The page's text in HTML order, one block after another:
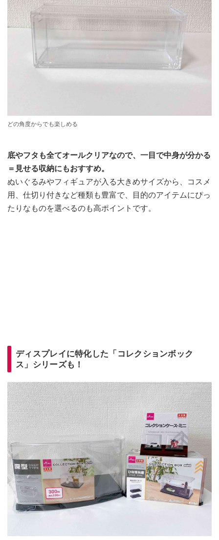
どの角度からでも楽しめる
底やフタも全てオールクリアなので、一目で中身が分かる
＝見せる収納にもおすすめ。
ぬいぐるみやフィギュアが入る大きめサイズから、コスメ
用、仕切り付きなど種類も豊富で、目的のアイテムにぴっ
たりなものを選べるのも高ポイントです。
ディスプレイに特化した「コレクションボック
ス」シリーズも！